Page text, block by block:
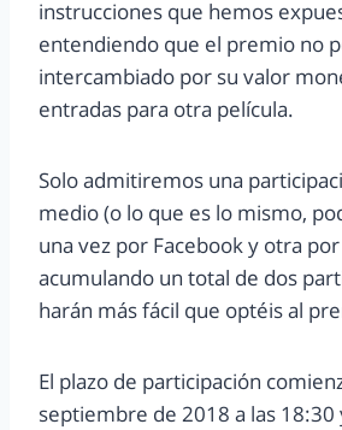
instrucciones que hemos
entendiendo que el premio no
intercambiado por su valor
entradas para otra película.
Solo admitiremos una
medio (o lo que es lo mismo,
una vez por Facebook y otra
acumulando un total de dos
harán más fácil que optéis al
El plazo de participación
septiembre de 2018 a las